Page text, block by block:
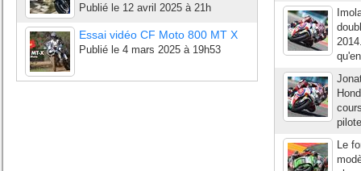
Publié le 12 avril 2025 à 21h
Essai vidéo CF Moto 800 MT X
Publié le 4 mars 2025 à 19h53
Le